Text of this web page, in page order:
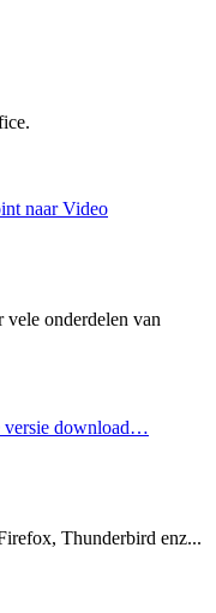
naar Video
vele onderdelen van
versie download…
Thunderbird enz...